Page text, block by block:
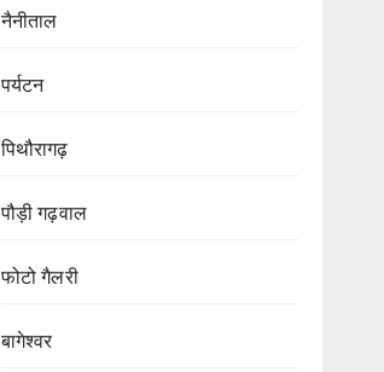
नैनीताल
पर्यटन
पिथौरागढ़
पौड़ी गढ़वाल
फोटो गैलरी
बागेश्वर